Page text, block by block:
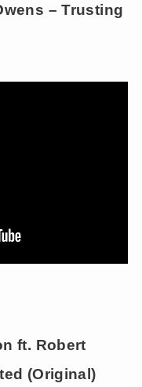
– Trusting
ft. Robert
(Original)